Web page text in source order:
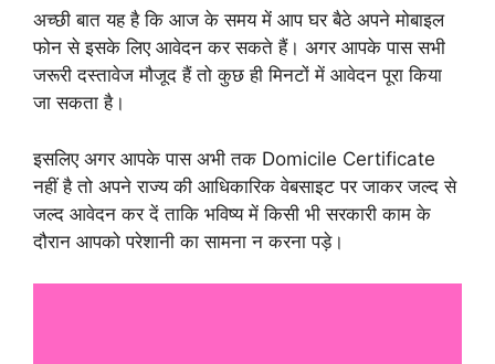
अच्छी बात यह है कि आज के समय में आप घर बैठे अपने मोबाइल
फोन से इसके लिए आवेदन कर सकते हैं। अगर आपके पास सभी
जरूरी दस्तावेज मौजूद हैं तो कुछ ही मिनटों में आवेदन पूरा किया
जा सकता है।
इसलिए अगर आपके पास अभी तक Domicile Certificate
नहीं है तो अपने राज्य की आधिकारिक वेबसाइट पर जाकर जल्द से
जल्द आवेदन कर दें ताकि भविष्य में किसी भी सरकारी काम के
दौरान आपको परेशानी का सामना न करना पड़े।